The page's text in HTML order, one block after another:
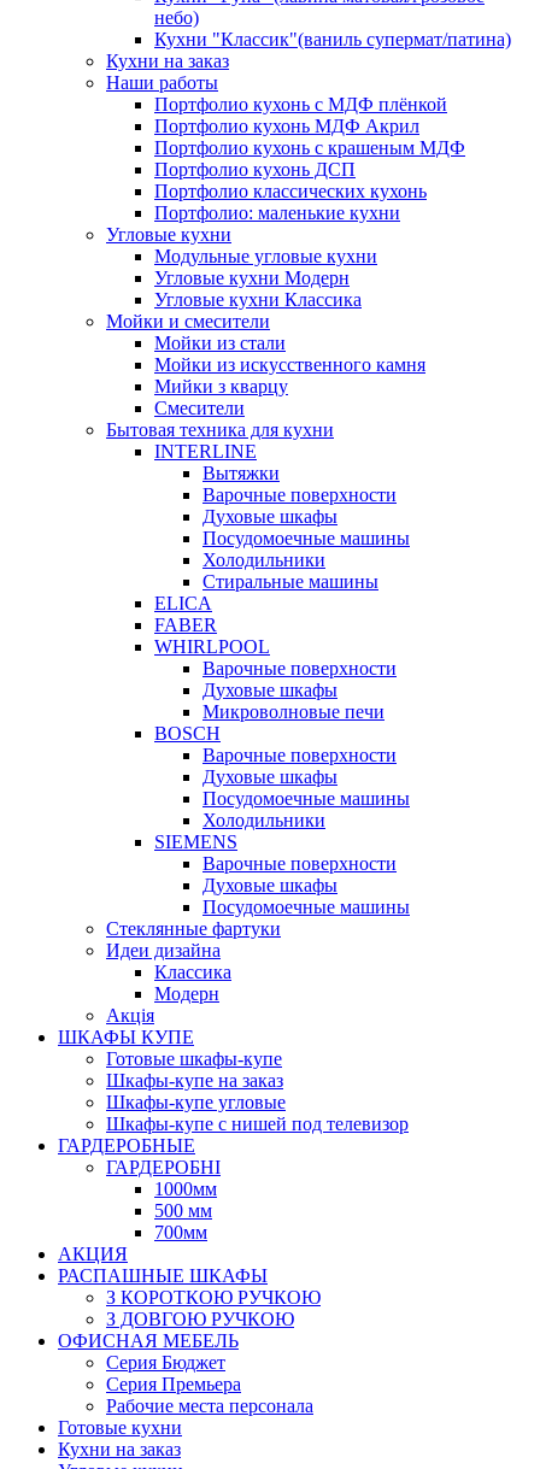
небо)
Кухни "Классик"(ваниль супермат/патина)
Кухни на заказ
Наши работы
Портфолио кухонь с МДФ плёнкой
Портфолио кухонь МДФ Акрил
Портфолио кухонь с крашеным МДФ
Портфолио кухонь ДСП
Портфолио классических кухонь
Портфолио: маленькие кухни
Угловые кухни
Модульные угловые кухни
Угловые кухни Модерн
Угловые кухни Классика
Мойки и смесители
Мойки из стали
Мойки из искусственного камня
Мийки з кварцу
Смесители
Бытовая техника для кухни
INTERLINE
Вытяжки
Варочные поверхности
Духовые шкафы
Посудомоечные машины
Холодильники
Стиральные машины
ELICA
FABER
WHIRLPOOL
Варочные поверхности
Духовые шкафы
Микроволновые печи
BOSCH
Варочные поверхности
Духовые шкафы
Посудомоечные машины
Холодильники
SIEMENS
Варочные поверхности
Духовые шкафы
Посудомоечные машины
Стеклянные фартуки
Идеи дизайна
Класcика
Модерн
Акція
ШКАФЫ КУПЕ
Готовые шкафы-купе
Шкафы-купе на заказ
Шкафы-купе угловые
Шкафы-купе с нишей под телевизор
ГАРДЕРОБНЫЕ
ГАРДЕРОБНІ
1000мм
500 мм
700мм
АКЦИЯ
РАСПАШНЫЕ ШКАФЫ
З КОРОТКОЮ РУЧКОЮ
З ДОВГОЮ РУЧКОЮ
ОФИСНАЯ МЕБЕЛЬ
Серия Бюджет
Серия Премьера
Рабочие места персонала
Готовые кухни
Кухни на заказ